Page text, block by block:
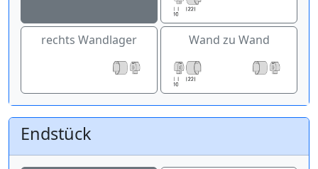
rechts Wandlager Wand zu Wand
Endstück